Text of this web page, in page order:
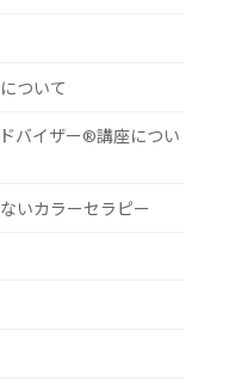
ついて
バイザー®講座につい
いカラーセラピー